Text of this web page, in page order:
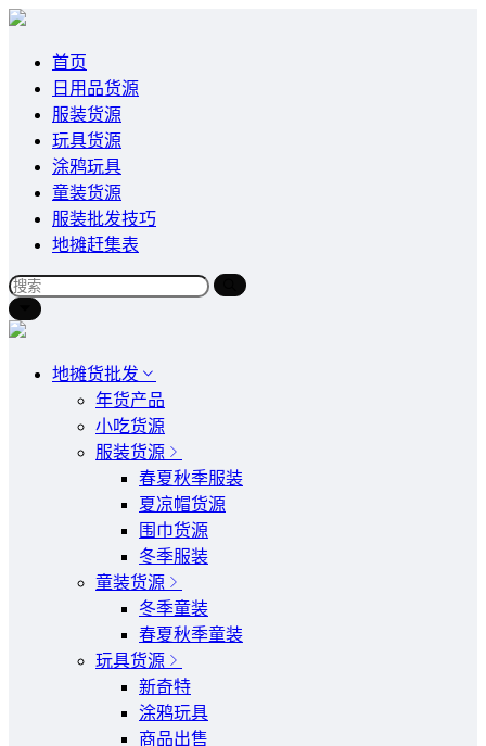
首页
日用品货源
服装货源
玩具货源
涂鸦玩具
童装货源
服装批发技巧
地摊赶集表
地摊货批发
年货产品
小吃货源
服装货源
春夏秋季服装
夏凉帽货源
围巾货源
冬季服装
童装货源
冬季童装
春夏秋季童装
玩具货源
新奇特
涂鸦玩具
商品出售